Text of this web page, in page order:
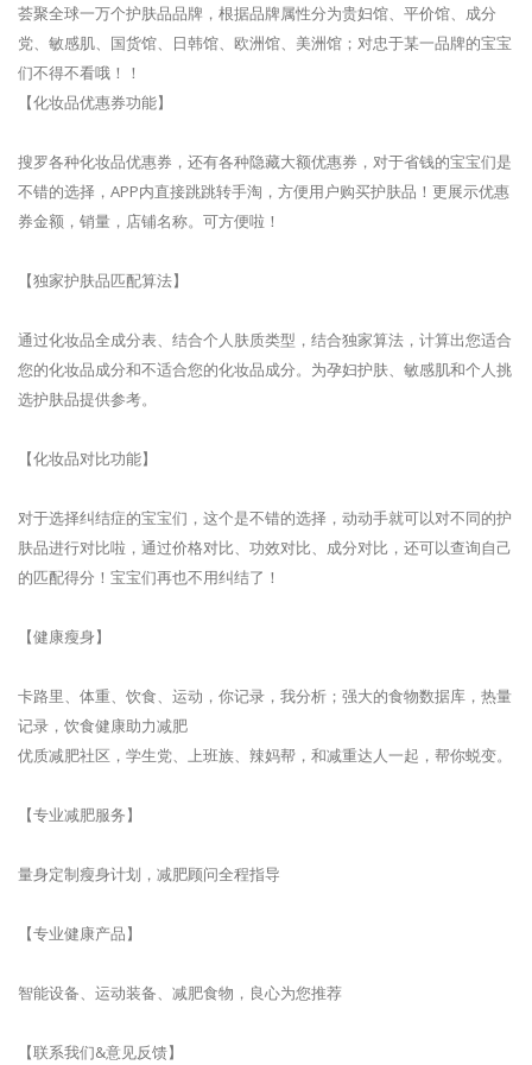
荟聚全球一万个护肤品品牌，根据品牌属性分为贵妇馆、平价馆、成分
党、敏感肌、国货馆、日韩馆、欧洲馆、美洲馆；对忠于某一品牌的宝宝
们不得不看哦！！
【化妆品优惠券功能】
搜罗各种化妆品优惠券，还有各种隐藏大额优惠券，对于省钱的宝宝们是
不错的选择，APP内直接跳跳转手淘，方便用户购买护肤品！更展示优惠
券金额，销量，店铺名称。可方便啦！
【独家护肤品匹配算法】
通过化妆品全成分表、结合个人肤质类型，结合独家算法，计算出您适合
您的化妆品成分和不适合您的化妆品成分。为孕妇护肤、敏感肌和个人挑
选护肤品提供参考。
【化妆品对比功能】
对于选择纠结症的宝宝们，这个是不错的选择，动动手就可以对不同的护
肤品进行对比啦，通过价格对比、功效对比、成分对比，还可以查询自己
的匹配得分！宝宝们再也不用纠结了！
【健康瘦身】
卡路里、体重、饮食、运动，你记录，我分析；强大的食物数据库，热量
记录，饮食健康助力减肥
优质减肥社区，学生党、上班族、辣妈帮，和减重达人一起，帮你蜕变。
【专业减肥服务】
量身定制瘦身计划，减肥顾问全程指导
【专业健康产品】
智能设备、运动装备、减肥食物，良心为您推荐
【联系我们&意见反馈】